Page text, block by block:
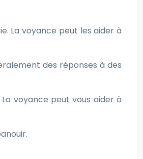
La voyance peut les aider à
des réponses à des
voyance peut vous aider à